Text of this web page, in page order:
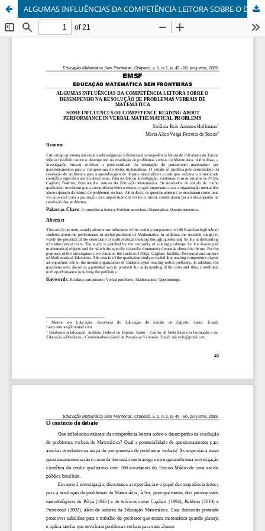
ALGUMAS INFLUÊNCIAS DA COMPETÊNCIA LEITORA SOBRE O DESEMPENHO NA RESOLUÇÃO DE PROBLEMAS VERBAIS DE MATEMÁTICA